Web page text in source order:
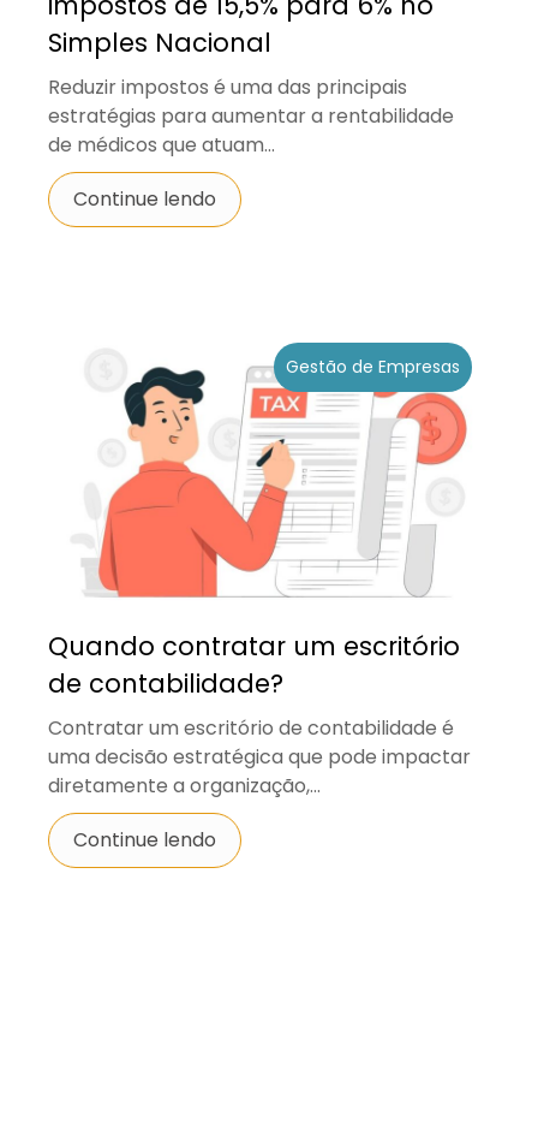
Simples Nacional
Reduzir impostos é uma das principais
estratégias para aumentar a rentabilidade
de médicos que atuam...
Continue lendo
Gestão de Empresas
Quando contratar um escritório
de contabilidade?
Contratar um escritório de contabilidade é
uma decisão estratégica que pode impactar
diretamente a organização,...
Continue lendo